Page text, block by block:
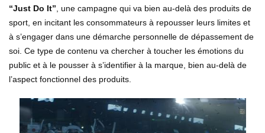
“Just Do It”, une campagne qui va bien au-delà des produits de
sport, en incitant les consommateurs à repousser leurs limites et
à s’engager dans une démarche personnelle de dépassement de
soi. Ce type de contenu va chercher à toucher les émotions du
public et à le pousser à s’identifier à la marque, bien au-delà de
l’aspect fonctionnel des produits.